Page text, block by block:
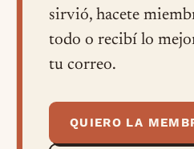
sirvió, hacete
todo o recibí lo
tu correo.
QUIERO LA